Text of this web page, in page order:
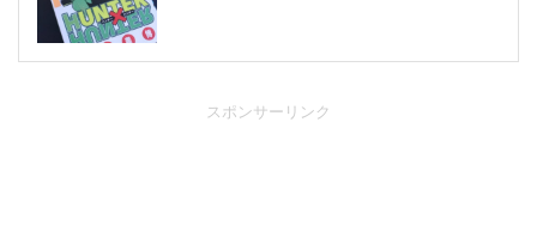
スポンサーリンク